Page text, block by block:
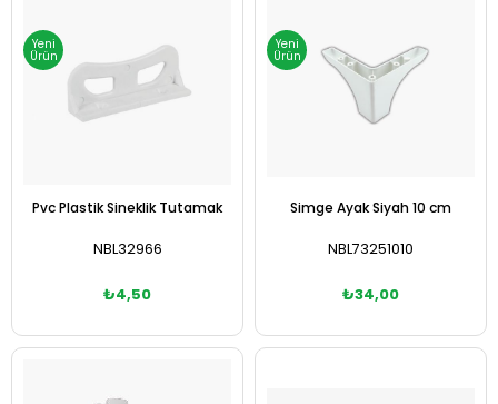
Pvc Plastik Sineklik Tutamak
NBL32966
₺4,50
Yeni
Ürün
Simge Ayak Siyah 10 cm
NBL73251010
₺34,00
Yeni
Ürün